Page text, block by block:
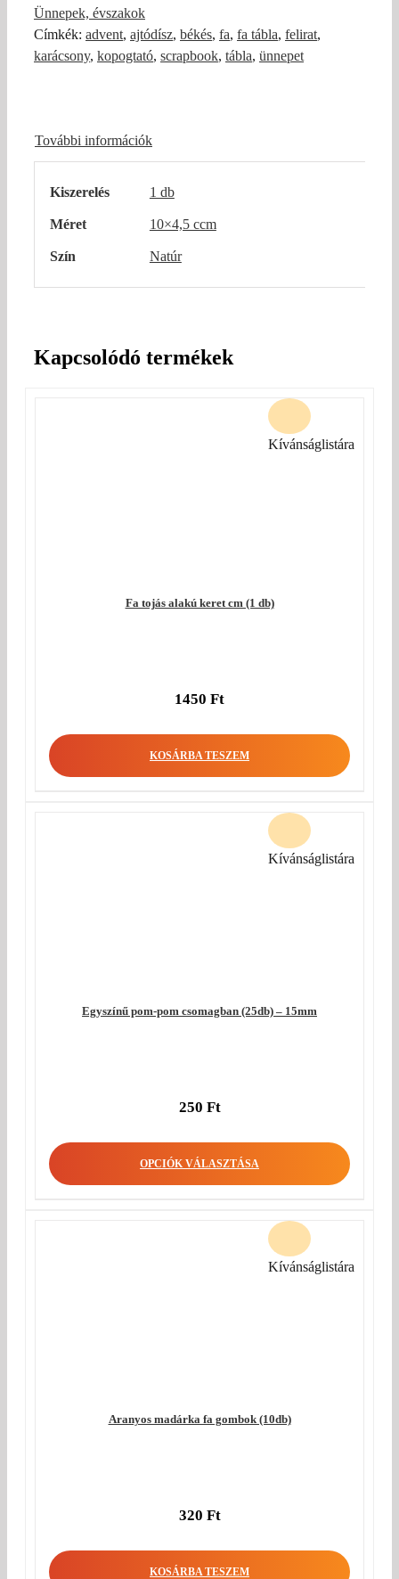
Ünnepek, évszakok
Címkék: advent, ajtódísz, békés, fa, fa tábla, felirat,
karácsony, kopogtató, scrapbook, tábla, ünnepet
További információk
Kiszerelés 1 db
Méret 10×4,5 ccm
Szín Natúr
Kapcsolódó termékek
Fa tojás alakú keret cm (1 db)
1450 Ft
KOSÁRBA TESZEM
Kívánságlistára
Egyszínű pom-pom csomagban (25db) – 15mm
250 Ft
OPCIÓK VÁLASZTÁSA
Kívánságlistára
Aranyos madárka fa gombok (10db)
320 Ft
KOSÁRBA TESZEM
Kívánságlistára